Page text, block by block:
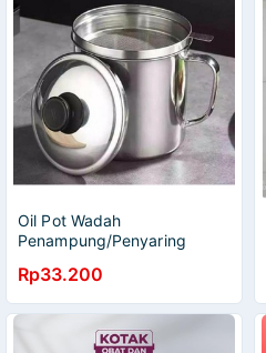
Oil Pot Wadah
Penampung/Penyaring
Rp33.200